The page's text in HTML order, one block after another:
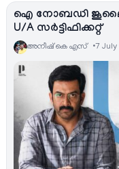
ഐ നോബഡി ജൂലൈ
U/A സർട്ടിഫിക്കറ്റ്
അനീഷ്‌ കെ എസ് 7 July